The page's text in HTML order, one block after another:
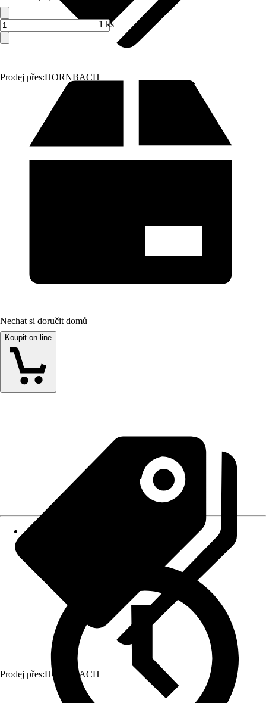
Prodej přes:HORNBACH
1 ks
Nechat si doručit domů
Koupit on-line
Prodej přes:HORNBACH